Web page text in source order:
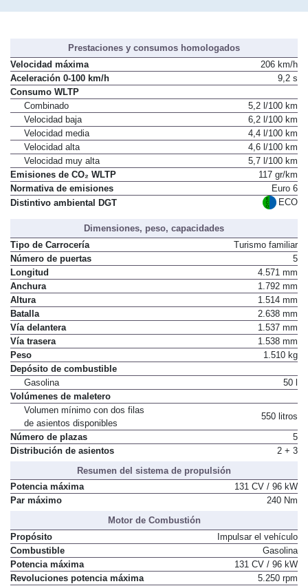
Prestaciones y consumos homologados
Velocidad máxima
206 km/h
Aceleración 0-100 km/h
9,2 s
Consumo WLTP
Combinado
5,2 l/100 km
Velocidad baja
6,2 l/100 km
Velocidad media
4,4 l/100 km
Velocidad alta
4,6 l/100 km
Velocidad muy alta
5,7 l/100 km
Emisiones de CO₂ WLTP
117 gr/km
Normativa de emisiones
Euro 6
Distintivo ambiental DGT
ECO
Dimensiones, peso, capacidades
Tipo de Carrocería
Turismo familiar
Número de puertas
5
Longitud
4.571 mm
Anchura
1.792 mm
Altura
1.514 mm
Batalla
2.638 mm
Vía delantera
1.537 mm
Vía trasera
1.538 mm
Peso
1.510 kg
Depósito de combustible
Gasolina
50 l
Volúmenes de maletero
Volumen mínimo con dos filas
de asientos disponibles
550 litros
Número de plazas
5
Distribución de asientos
2 + 3
Resumen del sistema de propulsión
Potencia máxima
131 CV / 96 kW
Par máximo
240 Nm
Motor de Combustión
Propósito
Impulsar el vehículo
Combustible
Gasolina
Potencia máxima
131 CV / 96 kW
Revoluciones potencia máxima
5.250 rpm